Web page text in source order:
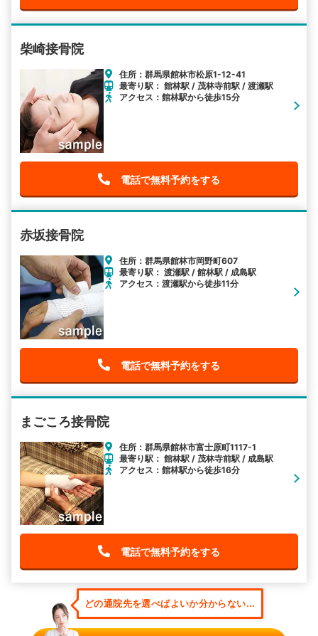
柴崎接骨院
住所：群馬県館林市松原1-12-41
最寄り駅： 館林駅 / 茂林寺前駅 / 渡瀬駅
アクセス：館林駅から徒歩15分
電話で無料予約をする
赤坂接骨院
住所：群馬県館林市岡野町607
最寄り駅： 渡瀬駅 / 館林駅 / 成島駅
アクセス：渡瀬駅から徒歩11分
電話で無料予約をする
まごころ接骨院
住所：群馬県館林市富士原町1117-1
最寄り駅： 館林駅 / 茂林寺前駅 / 成島駅
アクセス：館林駅から徒歩16分
電話で無料予約をする
どの通院先を選べばよいか分からない...